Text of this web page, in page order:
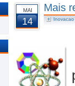
MAI
14
Mais
Inovacao